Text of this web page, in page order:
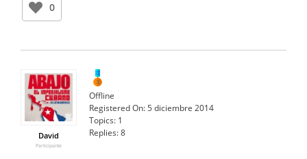
0
David
Participante
Offline
Registered On:5 diciembre 2014
Topics: 1
Replies:8